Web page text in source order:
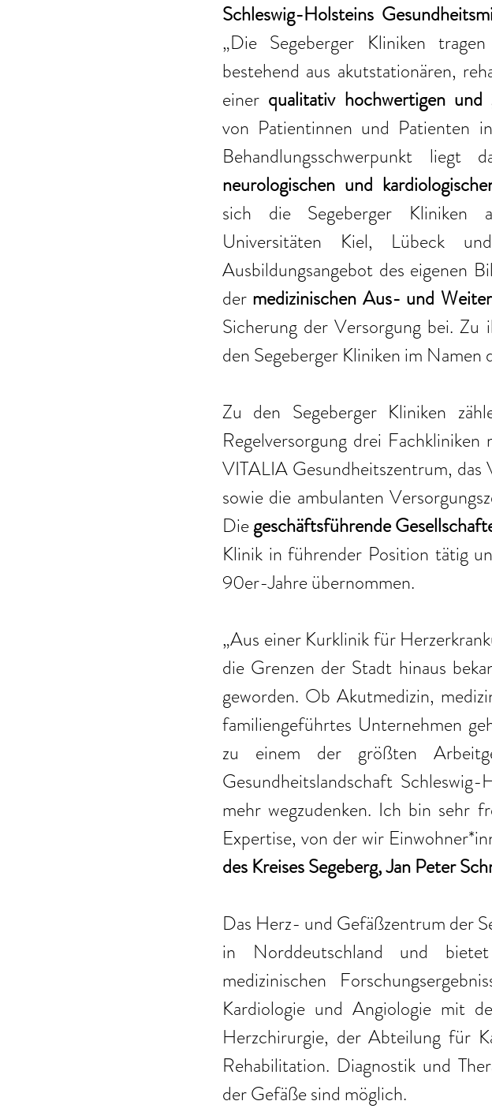
Schleswig-Holsteins
„Die Segeberger Kliniken
bestehend aus akutstationären,
einer qualitativ hochwertigen und
von Patientinnen und Patienten
Behandlungsschwerpunkt
neurologischen und
sich die Segeberger Kliniken
Universitäten Kiel, Lübeck
Ausbildungsangebot des eigenen
der medizinischen Aus- und
Sicherung der Versorgung bei.
den Segeberger Kliniken im Namen
Zu den Segeberger Kliniken
Regelversorgung drei
VITALIA Gesundheitszentrum,
sowie die ambulanten
Die geschäftsführende
Klinik in führender Position tätig
90er-Jahre übernommen.
„Aus einer Kurklinik für
die Grenzen der Stadt hinaus
geworden. Ob Akutmedizin,
familiengeführtes Unternehmen
zu einem der größten
Gesundheitslandschaft
mehr wegzudenken. Ich bin sehr
Expertise, von der wir
des Kreises Segeberg, Jan Peter
Das Herz- und Gefäßzentrum der
in Norddeutschland und bietet
medizinischen
Kardiologie und Angiologie mit
Herzchirurgie, der Abteilung für
Rehabilitation. Diagnostik und
der Gefäße sind möglich.